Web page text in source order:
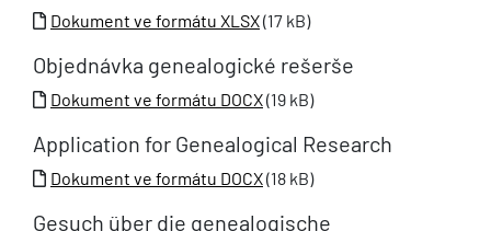
Dokument ve formátu XLSX(17 kB)
Objednávka genealogické rešerše
Dokument ve formátu DOCX(19 kB)
Application for Genealogical Research
Dokument ve formátu DOCX(18 kB)
Gesuch über die genealogische